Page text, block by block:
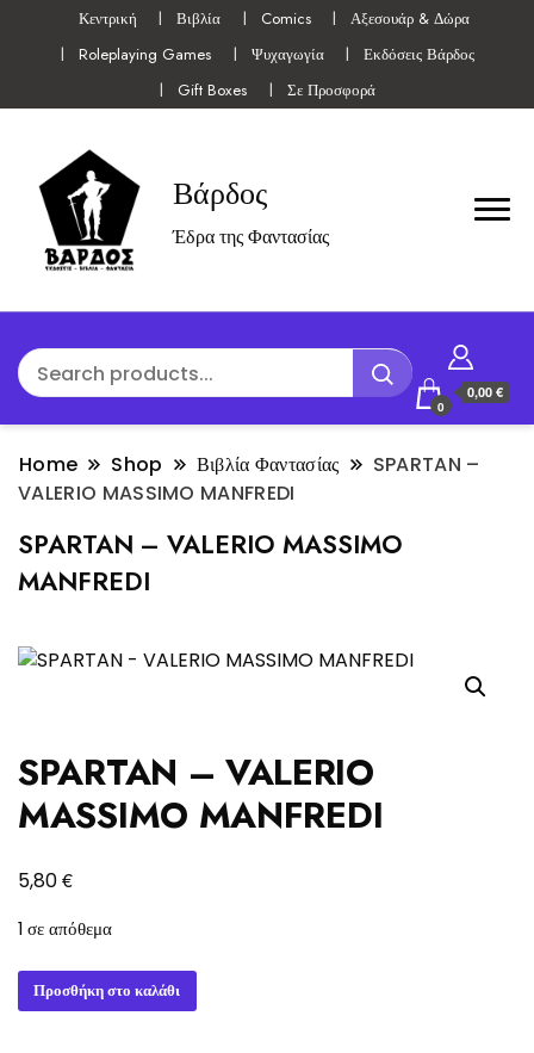
Κεντρική Βιβλία Comics
Αξεσουάρ & Δώρα
Roleplaying Games
Ψυχαγωγία
Εκδόσεις Βάρδος
Gift Boxes
Σε Προσφορά
Βάρδος
Έδρα της Φαντασίας
0
0,00 €
Home Shop Βιβλία Φαντασίας
SPARTAN –
VALERIO MASSIMO MANFREDI
SPARTAN – VALERIO MASSIMO
MANFREDI
SPARTAN – VALERIO
MASSIMO MANFREDI
5,80€
1 σε απόθεμα
SPARTAN
-
Προσθήκη στο καλάθι